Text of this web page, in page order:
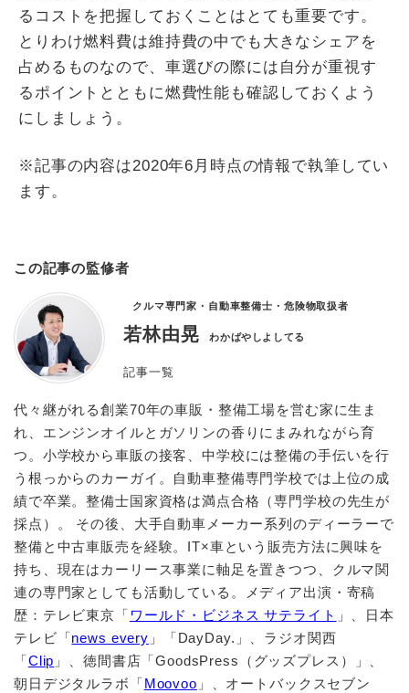
るコストを把握しておくことはとても重要です。
とりわけ燃料費は維持費の中でも大きなシェアを
占めるものなので、車選びの際には自分が重視す
るポイントとともに燃費性能も確認しておくよう
にしましょう。
※記事の内容は2020年6月時点の情報で執筆してい
ます。
この記事の監修者
クルマ専門家・自動車整備士・危険物取扱者
若林由晃 わかばやしよしてる
記事一覧
代々継がれる創業70年の車販・整備工場を営む家に生ま
れ、エンジンオイルとガソリンの香りにまみれながら育
つ。小学校から車販の接客、中学校には整備の手伝いを行
う根っからのカーガイ。自動車整備専門学校では上位の成
績で卒業。整備士国家資格は満点合格（専門学校の先生が
採点）。 その後、大手自動車メーカー系列のディーラーで
整備と中古車販売を経験。IT×車という販売方法に興味を
持ち、現在はカーリース事業に軸足を置きつつ、クルマ関
連の専門家としても活動している。メディア出演・寄稿
歴：テレビ東京「 ワールド・ビジネス サテライト 」、日本
テレビ「news every 」「DayDay.」、ラジオ関西
「Clip 」、徳間書店「GoodsPress（グッズプレス）」、
朝日デジタルラボ「Moovoo 」、オートバックスセブン